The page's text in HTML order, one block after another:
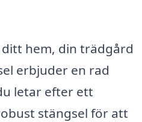
hem, din trädgård
erbjuder en rad
letar efter ett
stängsel för att